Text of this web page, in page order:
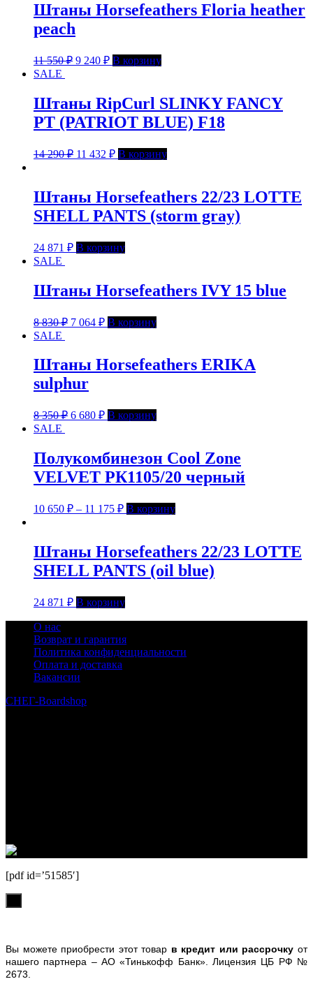
Штаны Horsefeathers Floria heather
peach
11 550₽ 9 240 ₽ В корзину
SALE
Штаны RipCurl SLINKY FANCY
PT (PATRIOT BLUE) F18
14 290₽ 11 432 ₽ В корзину
Штаны Horsefeathers 22/23 LOTTE
SHELL PANTS (storm gray)
24 871 ₽ В корзину
SALE
Штаны Horsefeathers IVY 15 blue
8 830₽ 7 064 ₽ В корзину
SALE
Штаны Horsefeathers ERIKA
sulphur
8 350₽ 6 680 ₽ В корзину
SALE
Полукомбинезон Cool Zone
VELVET РК1105/20 черный
10 650 ₽ – 11 175 ₽ В корзину
Штаны Horsefeathers 22/23 LOTTE
SHELL PANTS (oil blue)
24 871 ₽ В корзину
О нас
Возврат и гарантия
Политика конфиденциальности
Оплата и доставка
Вакансии
СНЕГ-Boardshop
[pdf id=’51585′]
Вы можете приобрести этот товар в кредит или рассрочку от
нашего партнера – АО «Тинькофф Банк». Лицензия ЦБ РФ №
2673.